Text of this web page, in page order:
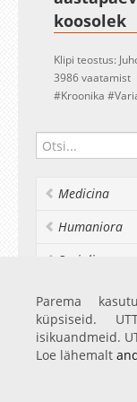
koosolek
Klipi teostus:
3986 vaatamist
Kroonika
Medicina
Humaniora
Socialia
Realia et
Ülikoolist veel
Parema
küpsiseid.
isikuandmeid.
Loe lähemalt